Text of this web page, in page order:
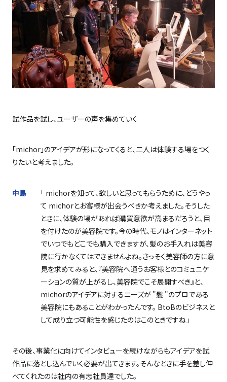
試作品を試し、ユーザーの声を集めていく
「michor」のアイデアが形になってくると、二人は体験する場をつく
りたいと考えました。
中島 「michorを知って、欲しいと思ってもらうために、どうやっ
て michorとお客様が出会うべきか考えました。そうした
ときに、体験の場があれば購買意欲が高まるだろうと、目
を付けたのが美容院です。今の時代、モノはインターネット
でいつでもどこでも購入できますが、髪のお手入れは美容
院に行かなくてはできませんよね。さっそく美容師の方に意
見を求めてみると、『美容院へ通うお客様とのコミュニケ
ーションの質が上がるし、美容院でこそ展開すべき』と、
michorのアイデアに対するニーズが"髪 "のプロである
美容院にもあることがわかったんです。 BtoBのビジネスと
して成り立つ可能性を感じたのはこのときですね」
その後、事業化に向けてインタビューを続けながらもアイデアを試
作品に落とし込んでいく必要が出てきます。そんなときに手を差し伸
べてくれたのは社内の有志社員達でした。